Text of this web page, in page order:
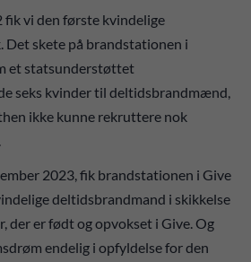
fik vi den første kvindelige
Det skete på brandstationen i
et statsunderstøttet
seks kvinder til deltidsbrandmænd,
ikke kunne rekruttere nok
2023, fik brandstationen i Give
deltidsbrandmand i skikkelse
der er født og opvokset i Give. Og
endelig i opfyldelse for den